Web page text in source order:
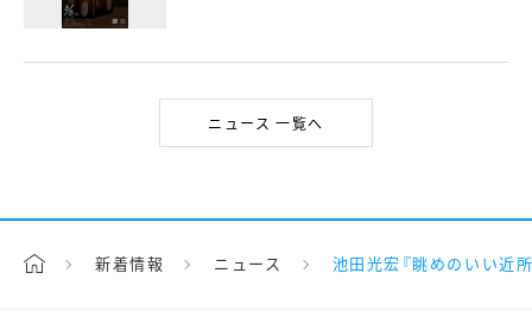
ニュース 一覧へ
新着情報 ニュース 池田光宏『眺めのいい近